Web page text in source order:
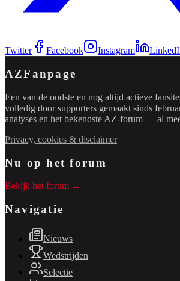
Twitter Facebook Instagram
AZFanpage
Een van de oudste en nog altijd actieve
volledig door supporters gemaakt sinds
analyses en het bekendste AZ-forum — al
Privacy, cookies & disclaimer
Nu op het forum
Bekijk het forum →
Navigatie
Nieuws
Wedstrijden
Selectie